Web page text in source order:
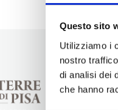
Questo sito
Utilizziamo i
nostro
di analisi dei
che hanno